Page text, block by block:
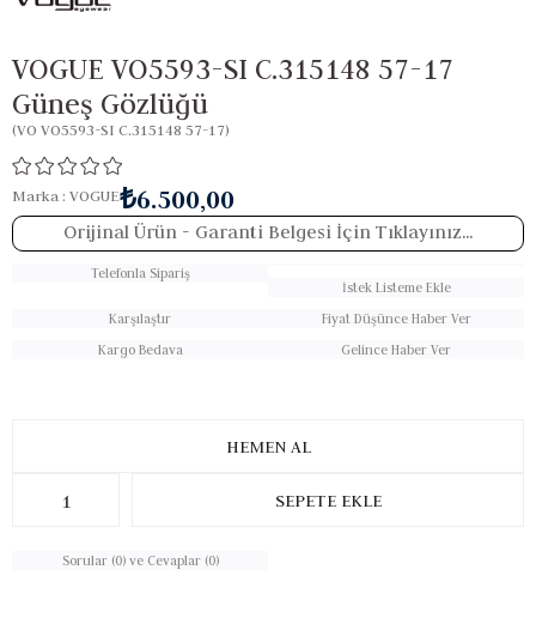
VOGUE VO5593-SI C.315148 57-17
Güneş Gözlüğü
(VO VO5593-SI C.315148 57-17)
Marka : VOGUE₺6.500,00
Orijinal Ürün - Garanti Belgesi İçin Tıklayınız...
Telefonla Sipariş
İstek Listeme Ekle
Karşılaştır
Fiyat Düşünce Haber Ver
Kargo Bedava
Gelince Haber Ver
Sorular (0) ve Cevaplar (0)